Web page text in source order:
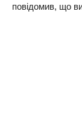
повідомив, що